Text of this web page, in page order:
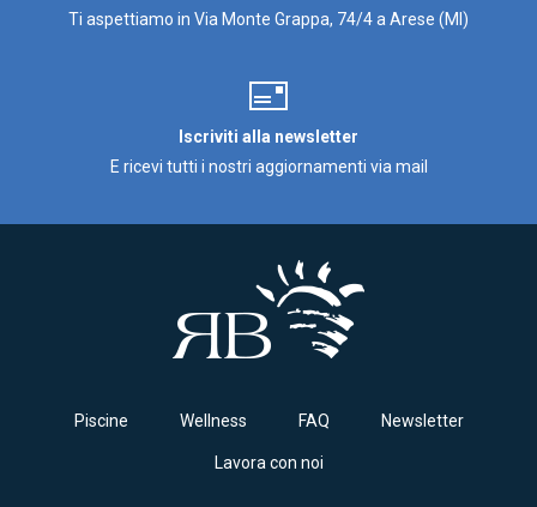
Ti aspettiamo in Via Monte Grappa, 74/4 a Arese (MI)
Iscriviti alla newsletter
E ricevi tutti i nostri aggiornamenti via mail
Piscine Wellness FAQ Newsletter
Lavora con noi